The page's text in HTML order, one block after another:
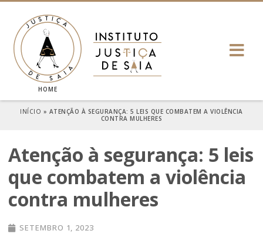
HOME
INÍCIO » ATENÇÃO À SEGURANÇA: 5 LEIS QUE COMBATEM A VIOLÊNCIA
CONTRA MULHERES
Atenção à segurança: 5 leis
que combatem a violência
contra mulheres
SETEMBRO 1, 2023